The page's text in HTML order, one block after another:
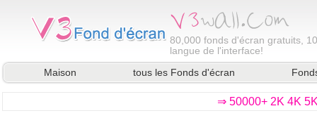
80,000 fonds d'écran gratuits,
langue de l'interface!
Maison
tous les Fonds d'écran
⇒ 50000+ 2K 4K